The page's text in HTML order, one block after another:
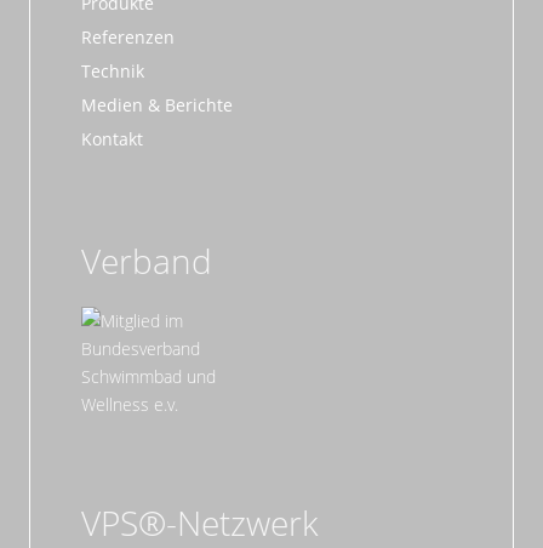
Referenzen
Technik
Medien & Berichte
Kontakt
Verband
VPS®-Netzwerk